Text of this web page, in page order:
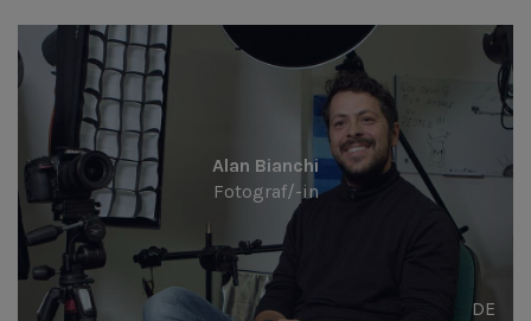
Alan Bianchi
Fotograf/-in
DE